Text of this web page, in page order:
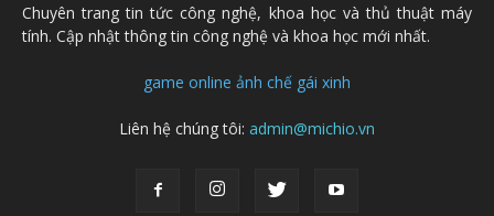
Chuyên trang tin tức công nghệ, khoa học và thủ thuật máy
tính. Cập nhật thông tin công nghệ và khoa học mới nhất.
game online ảnh chế gái xinh
Liên hệ chúng tôi: admin@michio.vn